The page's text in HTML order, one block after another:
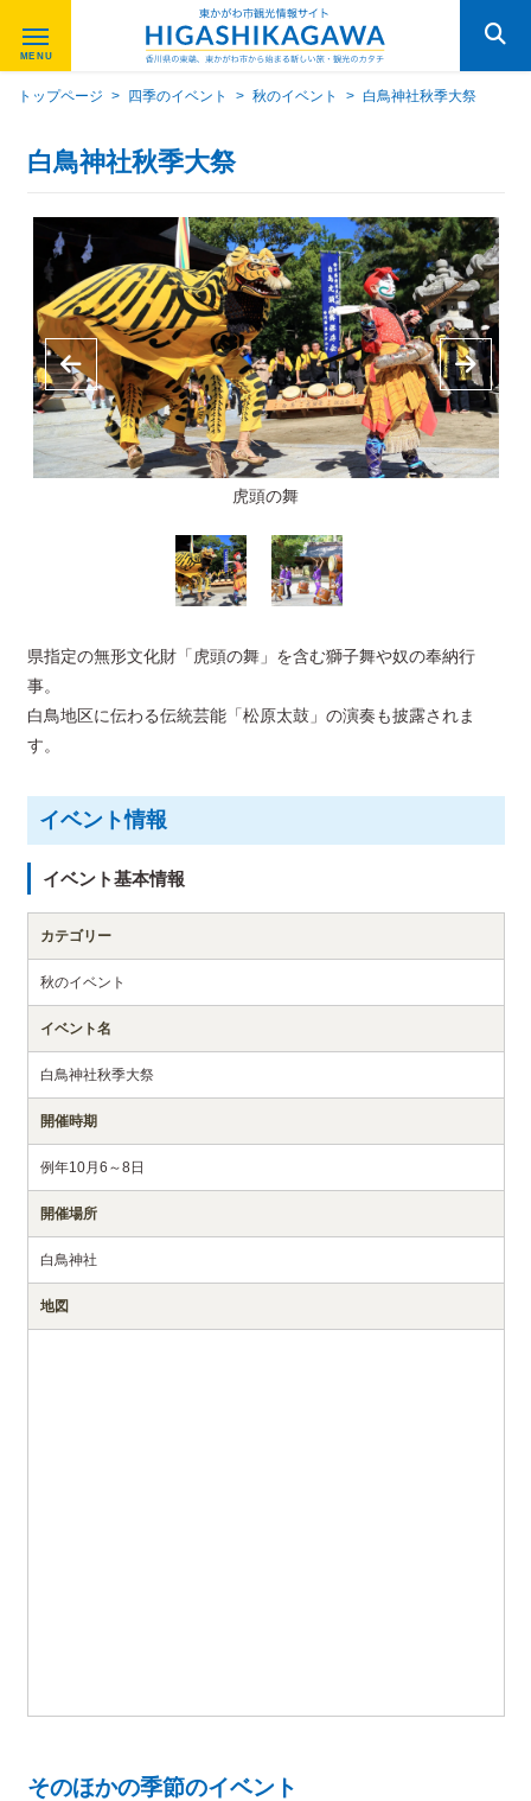
トップページ > 四季のイベント > 秋のイベント > 白鳥神社秋季大祭
白鳥神社秋季大祭
虎頭の舞
県指定の無形文化財「虎頭の舞」を含む獅子舞や奴の奉納行
事。
白鳥地区に伝わる伝統芸能「松原太鼓」の演奏も披露されま
す。
イベント情報
イベント基本情報
カテゴリー
秋のイベント
イベント名
白鳥神社秋季大祭
開催時期
例年10月6～8日
開催場所
白鳥神社
地図
そのほかの季節のイベント